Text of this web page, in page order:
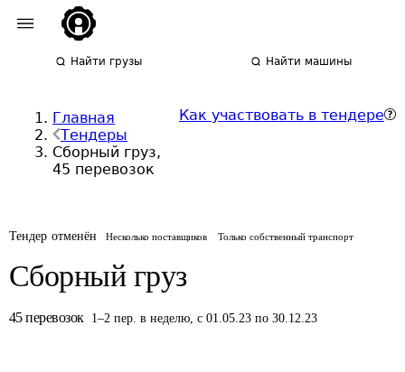
Найти грузы Найти машины
Главная
Тендеры
Сборный груз,
45 перевозок
Как участвовать в тендере
Тендер отменён Несколько поставщиков Только собственный транспорт
Сборный груз
45 перевозок 1–2 пер. в неделю, с 01.05.23 по 30.12.23